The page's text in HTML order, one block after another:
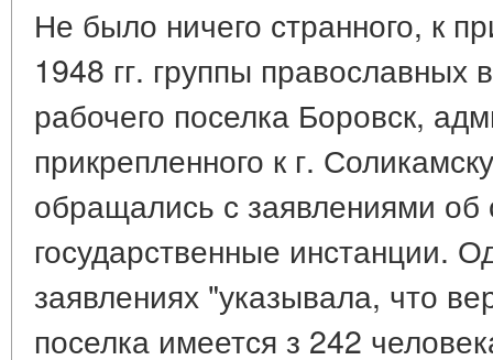
Не было ничего странного, к
1948 гг. группы православных
рабочего поселка Боровск,
прикрепленного к г.
обращались с заявлениями об
государственные инстанции.
заявлениях "указывала, что
поселка имеется з 242